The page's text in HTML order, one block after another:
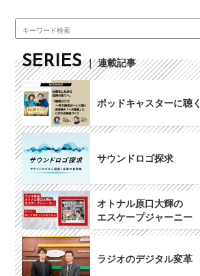
SERIES ｜ 連載記事
ポッドキャスターに聴く
サウンドロゴ探求
オトナル原口大輝の
エスケープジャーニー
ラジオのデジタル変革